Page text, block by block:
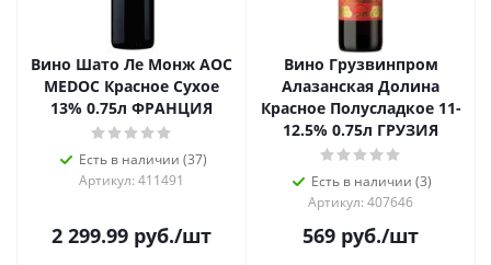
Вино Шато Ле Монж AOC
MEDOC Красное Сухое
13% 0.75л ФРАНЦИЯ
Есть в наличии (37)
Артикул: 411491
2 299.99 руб./шт
Вино Грузвинпром
Алазанская Долина
Красное Полусладкое 11-
12.5% 0.75л ГРУЗИЯ
Есть в наличии (3)
Артикул: 407646
569 руб./шт